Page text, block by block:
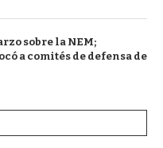
sobre la NEM;
a comités de defensa de